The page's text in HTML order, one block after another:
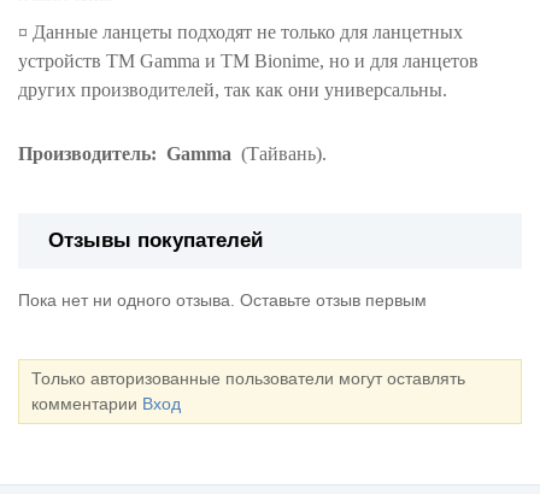
¤ Данные ланцеты подходят не только для ланцетных
устройств TM Gamma и ТМ Bionime, но и для ланцетов
других производителей, так как они универсальны.
Производитель: Gamma (Тайвань).
Отзывы покупателей
Пока нет ни одного отзыва. Оставьте отзыв первым
Только авторизованные пользователи могут оставлять
комментарии Вход